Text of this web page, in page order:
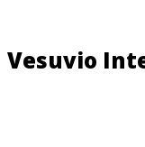
Vesuvio